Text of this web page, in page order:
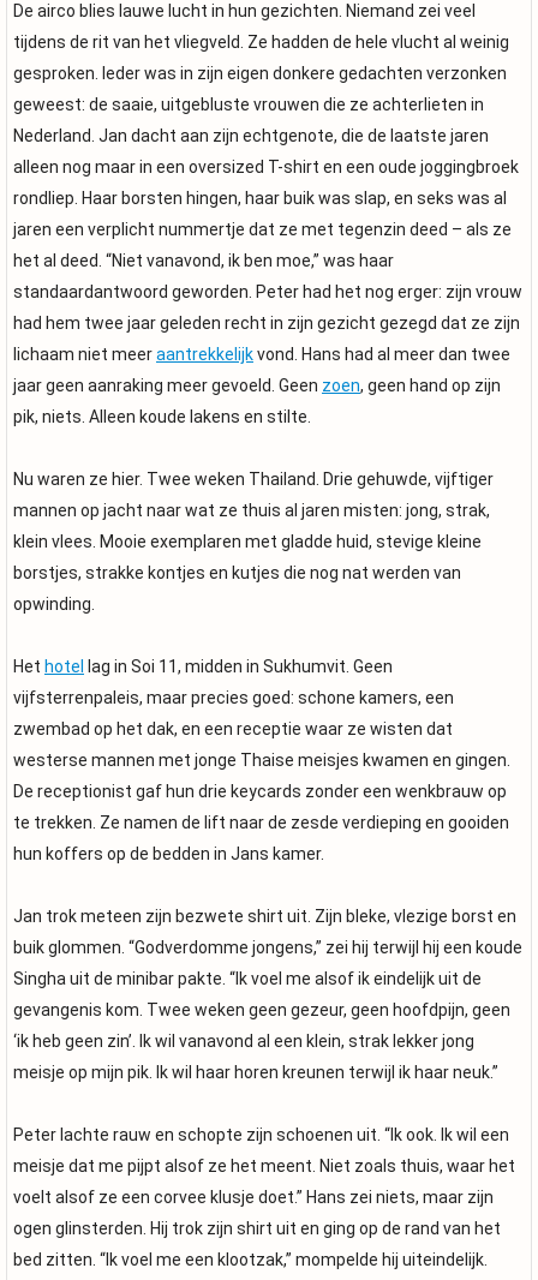
De airco blies lauwe lucht in hun gezichten. Niemand zei veel
tijdens de rit van het vliegveld. Ze hadden de hele vlucht al weinig
gesproken. Ieder was in zijn eigen donkere gedachten verzonken
geweest: de saaie, uitgebluste vrouwen die ze achterlieten in
Nederland. Jan dacht aan zijn echtgenote, die de laatste jaren
alleen nog maar in een oversized T-shirt en een oude joggingbroek
rondliep. Haar borsten hingen, haar buik was slap, en seks was al
jaren een verplicht nummertje dat ze met tegenzin deed – als ze
het al deed. “Niet vanavond, ik ben moe,” was haar
standaardantwoord geworden. Peter had het nog erger: zijn vrouw
had hem twee jaar geleden recht in zijn gezicht gezegd dat ze zijn
lichaam niet meeraantrekkelijkvond. Hans had al meer dan twee
jaar geen aanraking meer gevoeld. Geen zoen, geen hand op zijn
pik, niets. Alleen koude lakens en stilte.
Nu waren ze hier. Twee weken Thailand. Drie gehuwde, vijftiger
mannen op jacht naar wat ze thuis al jaren misten: jong, strak,
klein vlees. Mooie exemplaren met gladde huid, stevige kleine
borstjes, strakke kontjes en kutjes die nog nat werden van
opwinding.
Het hotel
lag in Soi 11, midden in Sukhumvit. Geen
vijfsterrenpaleis, maar precies goed: schone kamers, een
zwembad op het dak, en een receptie waar ze wisten dat
westerse mannen met jonge Thaise meisjes kwamen en gingen.
De receptionist gaf hun drie keycards zonder een wenkbrauw op
te trekken. Ze namen de lift naar de zesde verdieping en gooiden
hun koffers op de bedden in Jans kamer.
Jan trok meteen zijn bezwete shirt uit. Zijn bleke, vlezige borst en
buik glommen. “Godverdomme jongens,” zei hij terwijl hij een koude
Singha uit de minibar pakte. “Ik voel me alsof ik eindelijk uit de
gevangenis kom. Twee weken geen gezeur, geen hoofdpijn, geen
‘ik heb geen zin’. Ik wil vanavond al een klein, strak lekker jong
meisje op mijn pik. Ik wil haar horen kreunen terwijl ik haar neuk.”
Peter lachte rauw en schopte zijn schoenen uit. “Ik ook. Ik wil een
meisje dat me pijpt alsof ze het meent. Niet zoals thuis, waar het
voelt alsof ze een corvee klusje doet.” Hans zei niets, maar zijn
ogen glinsterden. Hij trok zijn shirt uit en ging op de rand van het
bed zitten. “Ik voel me een klootzak,” mompelde hij uiteindelijk.